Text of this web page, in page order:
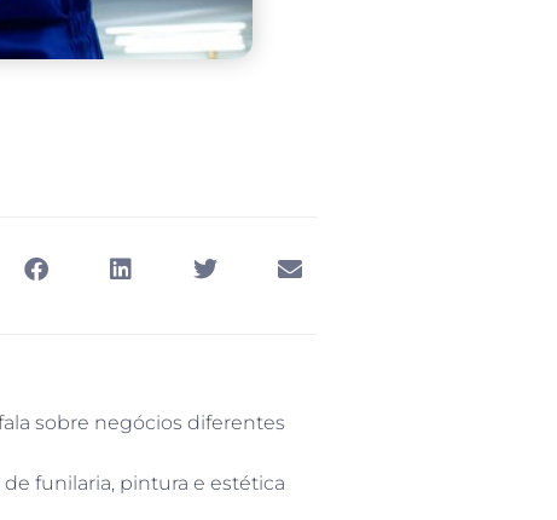
sobre negócios diferentes
funilaria, pintura e estética